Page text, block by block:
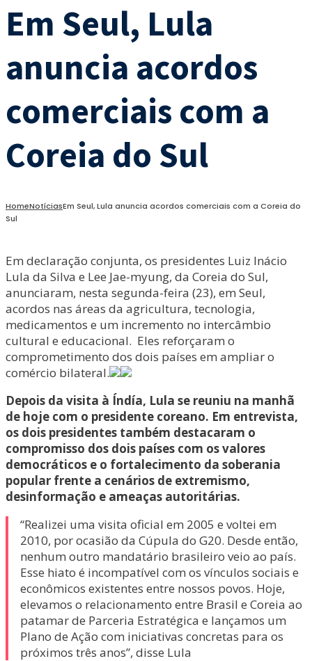
Em Seul, Lula
anuncia acordos
comerciais com a
Coreia do Sul
HomeNotíciasEm Seul, Lula anuncia acordos comerciais com a Coreia do
Sul
Em declaração conjunta, os presidentes Luiz Inácio
Lula da Silva e Lee Jae-myung, da Coreia do Sul,
anunciaram, nesta segunda-feira (23), em Seul,
acordos nas áreas da agricultura, tecnologia,
medicamentos e um incremento no intercâmbio
cultural e educacional. Eles reforçaram o
comprometimento dos dois países em ampliar o
comércio bilateral.
Depois da visita à Índía, Lula se reuniu na manhã
de hoje com o presidente coreano. Em entrevista,
os dois presidentes também destacaram o
compromisso dos dois países com os valores
democráticos e o fortalecimento da soberania
popular frente a cenários de extremismo,
desinformação e ameaças autoritárias.
“Realizei uma visita oficial em 2005 e voltei em
2010, por ocasião da Cúpula do G20. Desde então,
nenhum outro mandatário brasileiro veio ao país.
Esse hiato é incompatível com os vínculos sociais e
econômicos existentes entre nossos povos. Hoje,
elevamos o relacionamento entre Brasil e Coreia ao
patamar de Parceria Estratégica e lançamos um
Plano de Ação com iniciativas concretas para os
próximos três anos”, disse Lula